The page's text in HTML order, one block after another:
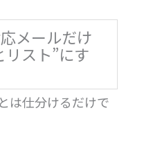
メールだけ
リスト”にす
は仕分けるだけで